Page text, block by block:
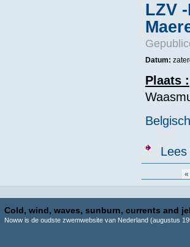
LZV
Datum:
Plaats:
«
Cold, wind, waves, sunburn, currents and
Noww is de oudste zwemwebsite van Nederland (augustus